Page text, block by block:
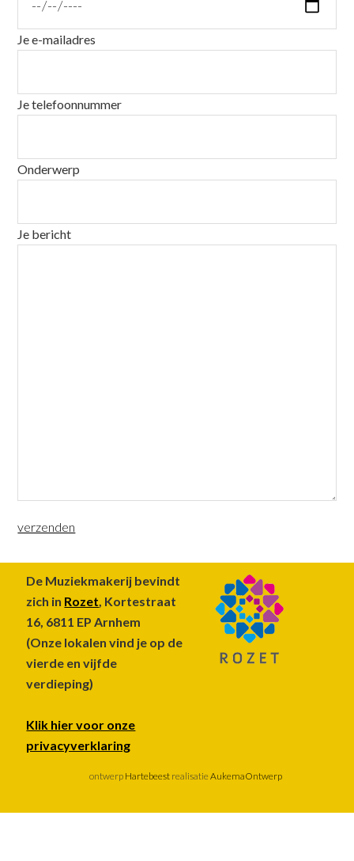
Je e-mailadres
Je telefoonnummer
Onderwerp
Je bericht
Footer
De Muziekmakerij bevindt
zich in Rozet , Kortestraat
16, 6811 EP Arnhem
(Onze lokalen vind je op de
vierde en vijfde
verdieping)
Klik hier voor onze
privacyverklaring
ontwerpHartebeestrealisatie AukemaOntwerp